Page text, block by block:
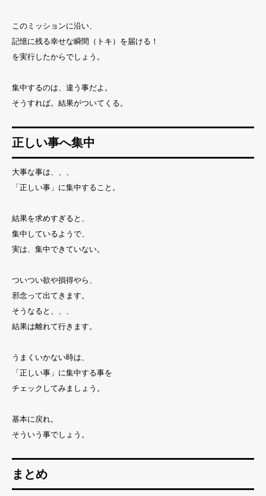
このミッションに沿い、
記憶に残る幸せな瞬間（トキ）を届ける！
を実行したからでしょう。
集中するのは、違う事だよ。
そうすれば。結果がついてくる。
正しい事へ集中
大事な事は、、、
「正しい事」に集中すること。
結果を求めすぎると、
集中しているようで、
実は、集中できていない。
ついつい欲や損得やら、
邪念って出てきます。
そうなると、、、
結果は離れて行きます。
うまくいかない時は、
「正しい事」に集中する事を
チェックしてみましょう。
基本に戻れ。
そういう事でしょう。
まとめ